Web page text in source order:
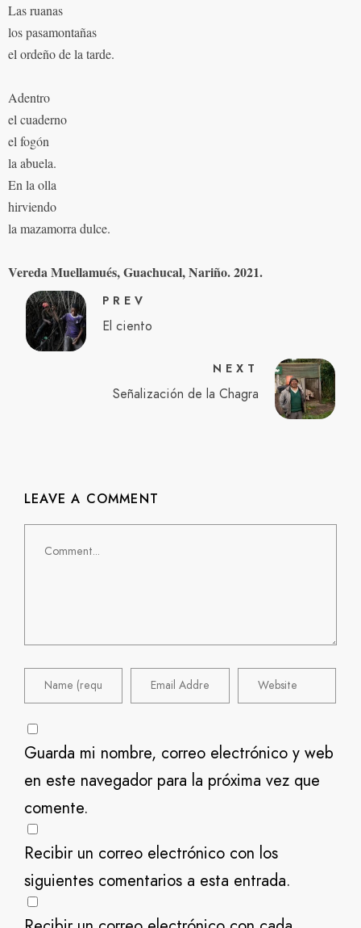
Las ruanas
los pasamontañas
el ordeño de la tarde.
Adentro
el cuaderno
el fogón
la abuela.
En la olla
hirviendo
la mazamorra dulce.
Vereda Muellamués, Guachucal, Nariño. 2021.
PREV
El ciento
NEXT
Señalización de la Chagra
LEAVE A COMMENT
Guarda mi nombre, correo electrónico y web
en este navegador para la próxima vez que
comente.
Recibir un correo electrónico con los
siguientes comentarios a esta entrada.